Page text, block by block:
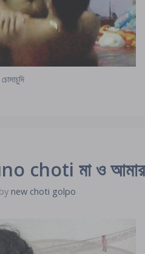
choti মা ও আমার
by new choti golpo